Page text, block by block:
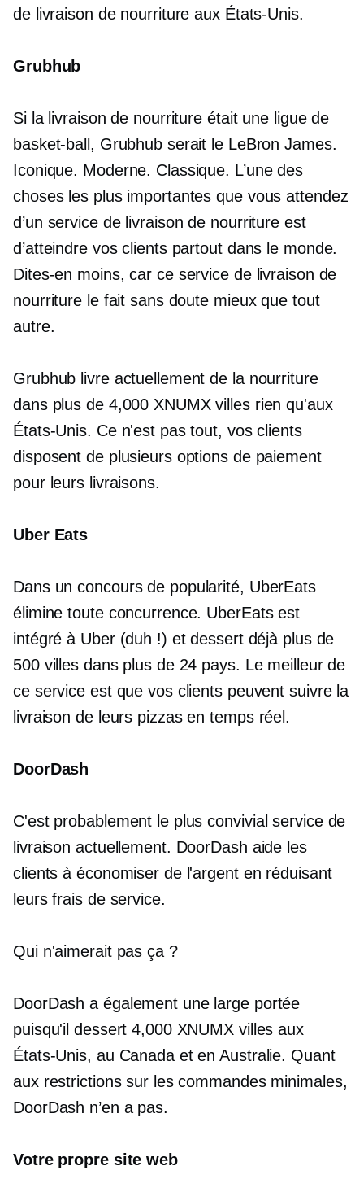
de livraison de nourriture aux États-Unis.
Grubhub
Si la livraison de nourriture était une ligue de
basket-ball, Grubhub serait le LeBron James.
Iconique. Moderne. Classique. L’une des
choses les plus importantes que vous attendez
d’un service de livraison de nourriture est
d’atteindre vos clients partout dans le monde.
Dites-en moins, car ce service de livraison de
nourriture le fait sans doute mieux que tout
autre.
Grubhub livre actuellement de la nourriture
dans plus de 4,000 XNUMX villes rien qu'aux
États-Unis. Ce n'est pas tout, vos clients
disposent de plusieurs options de paiement
pour leurs livraisons.
Uber Eats
Dans un concours de popularité, UberEats
élimine toute concurrence. UberEats est
intégré à Uber (duh !) et dessert déjà plus de
500 villes dans plus de 24 pays. Le meilleur de
ce service est que vos clients peuvent suivre la
livraison de leurs pizzas entemps réel.
DoorDash
C'est probablement le plusconvivial service de
livraison actuellement. DoorDash aide les
clients à économiser de l'argent en réduisant
leurs frais de service.
Qui n'aimerait pas ça ?
DoorDash a également une large portée
puisqu'il dessert 4,000 XNUMX villes aux
États-Unis, au Canada et en Australie. Quant
aux restrictions sur les commandes minimales,
DoorDash n’en a pas.
Votre propre site web